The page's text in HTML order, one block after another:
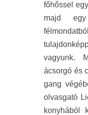
főhőssel
majd egy
vagyunk.
ácsorgó és
gang
olvasgató
konyhából